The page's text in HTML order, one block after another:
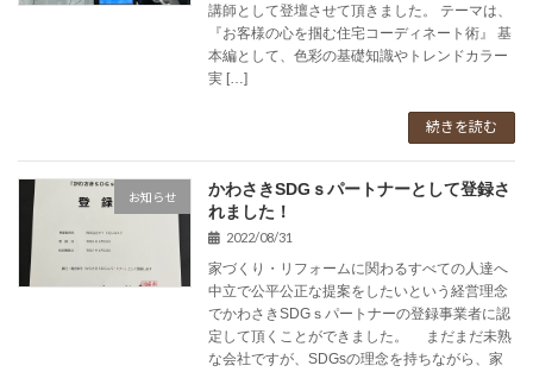
講師として登壇させて頂きました。 テーマは、
『お客様の心を掴む住宅コーディネート術』 基
本編として、色彩の基礎知識やトレンドカラー
実 […]
続きを読む
お知らせ
かわさきSDGｓパートナーとして登録さ
れました！
2022/08/31
家づくり・リフォームに関わるすべての人達へ
中立で公平公正な提案をしたいという経営理念
でかわさきSDGｓパートナーの登録事業者に認
定して頂くことができました。 まだまだ未熟
な会社ですが、SDGsの理念を持ちながら、家